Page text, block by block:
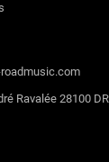
Ravalée 28100